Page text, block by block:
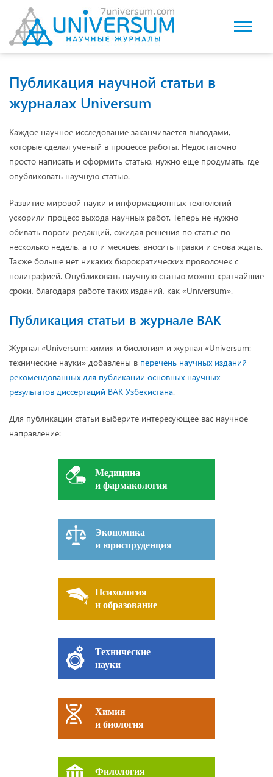
Публикация научной статьи в
журналах Universum
Каждое научное исследование заканчивается выводами,
которые сделал ученый в процессе работы. Недостаточно
просто написать и оформить статью, нужно еще продумать, где
опубликовать научную статью.
Развитие мировой науки и информационных технологий
ускорили процесс выхода научных работ. Теперь не нужно
обивать пороги редакций, ожидая решения по статье по
несколько недель, а то и месяцев, вносить правки и снова ждать.
Также больше нет никаких бюрократических проволочек с
полиграфией. Опубликовать научную статью можно кратчайшие
сроки, благодаря работе таких изданий, как «Universum».
Публикация статьи в журнале ВАК
Журнал «Universum: химия и биология» и журнал «Universum:
технические науки» добавлены в перечень научных изданий
рекомендованных для публикации основных научных
результатов диссертаций ВАК Узбекистана.
Для публикации статьи выберите интересующее вас научное
направление:
Медицина
и фармакология
Экономика
и юриспруденция
Психология
и образование
Технические
науки
Химия
и биология
Филология